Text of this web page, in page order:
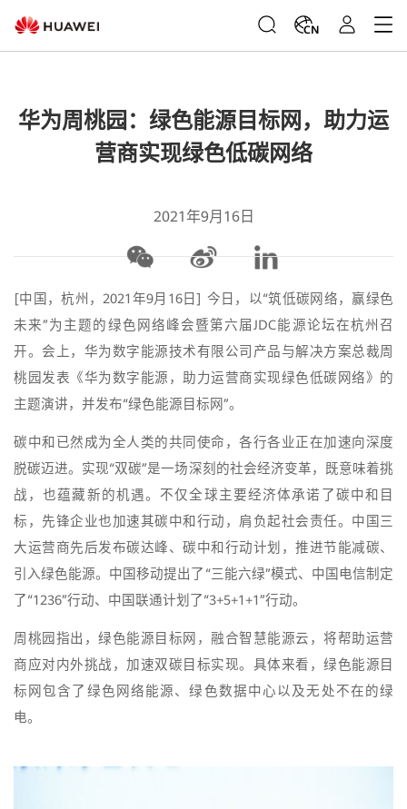
CN
华为周桃园：绿色能源目标网，助力运
营商实现绿色低碳网络
2021年9月16日
[中国，杭州，2021年9月16日] 今日，以“筑低碳网络，赢绿色
未来”为主题的绿色网络峰会暨第六届JDC能源论坛在杭州召
开。会上，华为数字能源技术有限公司产品与解决方案总裁周
桃园发表《华为数字能源，助力运营商实现绿色低碳网络》的
主题演讲，并发布“绿色能源目标网”。
碳中和已然成为全人类的共同使命，各行各业正在加速向深度
脱碳迈进。实现“双碳”是一场深刻的社会经济变革，既意味着挑
战，也蕴藏新的机遇。不仅全球主要经济体承诺了碳中和目
标，先锋企业也加速其碳中和行动，肩负起社会责任。中国三
大运营商先后发布碳达峰、碳中和行动计划，推进节能减碳、
引入绿色能源。中国移动提出了“三能六绿”模式、中国电信制定
了“1236”行动、中国联通计划了“3+5+1+1”行动。
周桃园指出，绿色能源目标网，融合智慧能源云，将帮助运营
商应对内外挑战，加速双碳目标实现。具体来看，绿色能源目
标网包含了绿色网络能源、绿色数据中心以及无处不在的绿
电。